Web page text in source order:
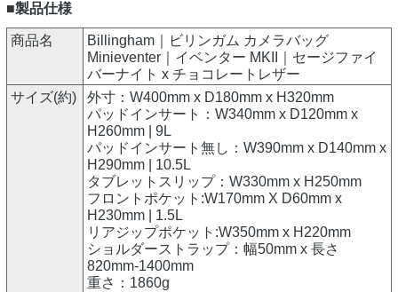
■製品仕様
商品名
Billingham｜ビリンガム カメラバッグ
Minieventer｜イベンター MKII｜セージファイ
バーナイト x チョコレートレザー
サイズ(約)
外寸：W400mm x D180mm x H320mm
パッドインサート：W340mm x D120mm x
H260mm | 9L
パッドインサート無し：W390mm x D140mm x
H290mm | 10.5L
タブレットスリップ：W330mm x H250mm
フロントポケット:W170mm X D60mm x
H230mm | 1.5L
リアジップポケット:W350mm x H220mm
ショルダーストラップ：幅50mm x 長さ
820mm-1400mm
重さ：1860g